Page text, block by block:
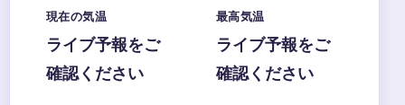
現在の気温
ライブ予報をご
確認ください
最高気温
ライブ予報をご
確認ください